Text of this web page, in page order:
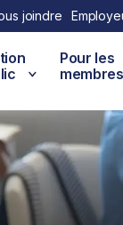
joindre
Pour les
membres